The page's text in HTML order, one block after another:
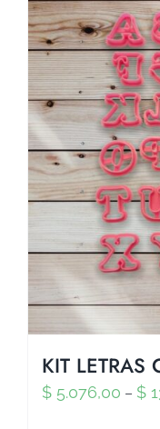
KIT LETRAS
$ 5.076,00 – $